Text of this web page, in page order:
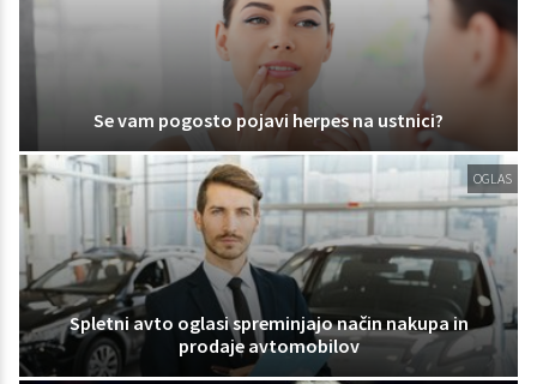
Se vam pogosto pojavi herpes na ustnici?
OGLAS
Spletni avto oglasi spreminjajo način nakupa in
prodaje avtomobilov